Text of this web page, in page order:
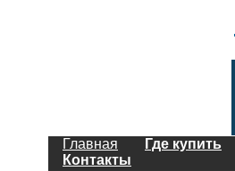
Главная Где купить
Контакты